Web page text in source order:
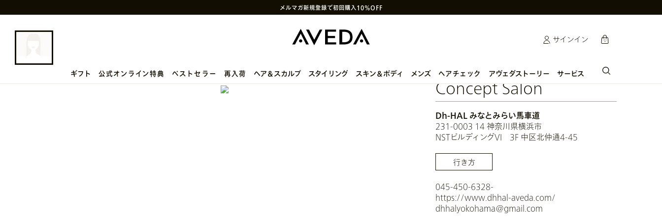
メルマガ新規登録で初回購入10%OFF
やLINEで贈れるeギフトサービス
サインイン cart
0
ギフト 公式オンライン特典 ベストセラー 再入荷 ヘア＆スカルプ スタイリング スキン＆ボディ メンズ ヘアチェック アヴェダストーリー サービス
Concept Salon
Dh-HAL みなとみらい馬車道
231-0003 14 神奈川県横浜市
NSTビルディングVI 3F 中区北仲通4-45
行き方
045-450-6328-
https://www.dhhal-aveda.com/
dhhalyokohama@gmail.com